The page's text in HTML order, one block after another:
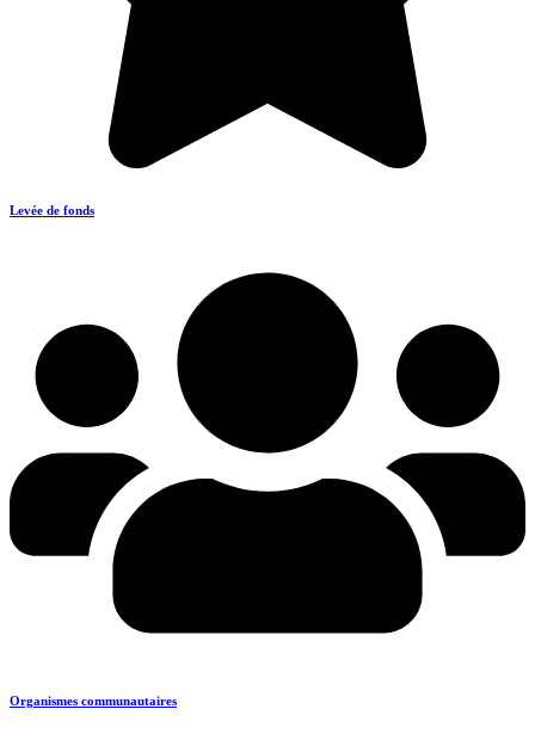
Levée de fonds
Organismes communautaires